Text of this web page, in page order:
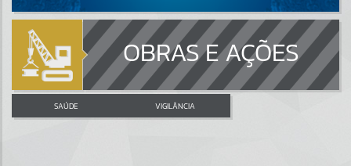
OBRAS E AÇÕES
SAÚDE VIGILÂNCIA